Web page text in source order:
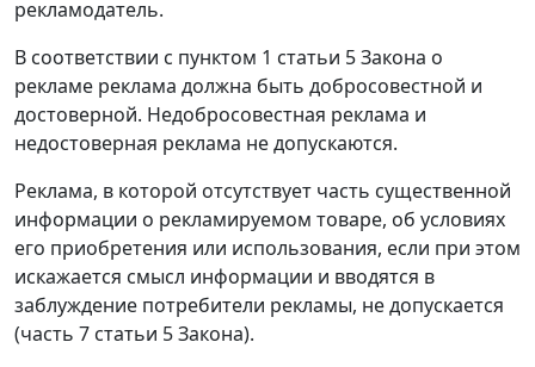
рекламодатель.
В соответствии с пунктом 1 статьи 5 Закона о
рекламе реклама должна быть добросовестной и
достоверной. Недобросовестная реклама и
недостоверная реклама не допускаются.
Реклама, в которой отсутствует часть существенной
информации о рекламируемом товаре, об условиях
его приобретения или использования, если при этом
искажается смысл информации и вводятся в
заблуждение потребители рекламы, не допускается
(часть 7 статьи 5 Закона).